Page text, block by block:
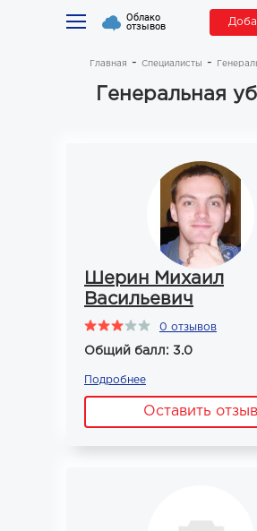
Облако
отзывов
Главная Специалисты
Генеральная
Шерин Михаил
Васильевич
0 отзывов
Общий балл: 3.0
Подробнее
Оставить отзыв